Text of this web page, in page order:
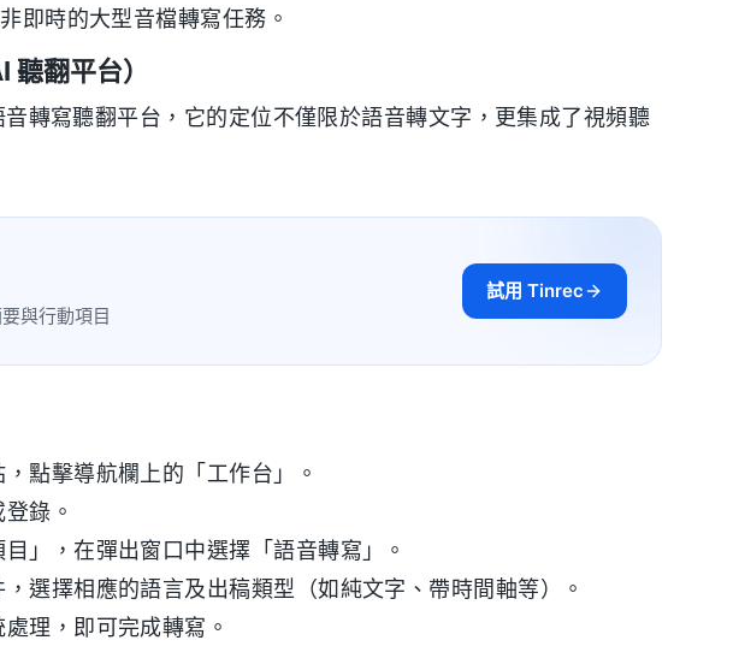
即時的大型音檔轉寫任務。
翻平台）
轉寫聽翻平台，它的定位不僅限於語音轉文字，更集成了視頻聽
與行動項目
試用 Tinrec
點擊導航欄上的「工作台」。
錄。
」，在彈出窗口中選擇「語音轉寫」。
選擇相應的語言及出稿類型（如純文字、帶時間軸等）。
理，即可完成轉寫。